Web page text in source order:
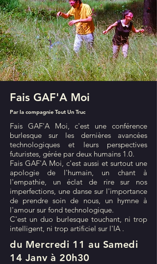
Fais GAF'A Moi
Par la compagnie Tout Un Truc
Fais GAF'A Moi, c'est une conférence
burlesque sur les dernières avancées
technologiques et leurs perspectives
futuristes, gérée par deux humains 1.0.
Fais GAF'A Moi, c'est aussi et surtout une
apologie de l'humain, un chant à
l'empathie, un éclat de rire sur nos
imperfections, une danse sur l'importance
de prendre soin de nous, un hymne à
l'amour sur fond technologique.
C'est un duo burlesque touchant, ni trop
intelligent, ni trop artificiel sur l'IA .
du Mercredi 11 au Samedi
14 Janv à 20h30